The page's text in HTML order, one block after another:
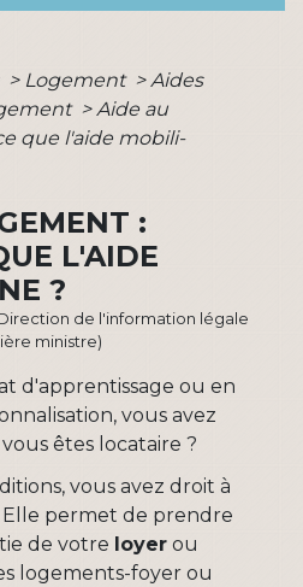
> Logement > Aides
> Aide au
que l'aide mobili-
:
L'AIDE
?
de l'information légale
ministre)
d'apprentissage ou en
vous avez
êtes locataire ?
vous avez droit à
Elle permet de prendre
de votre loyer ou
logements-foyer ou